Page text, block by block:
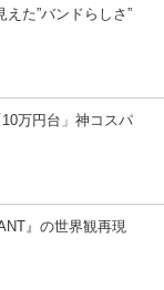
た”バンドらしさ”
万円台」神コスパ
』の世界観再現